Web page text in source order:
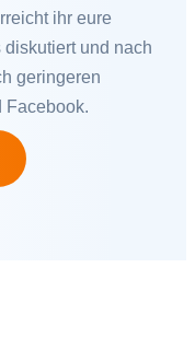
ihr eure
und nach
geringeren
Facebook.